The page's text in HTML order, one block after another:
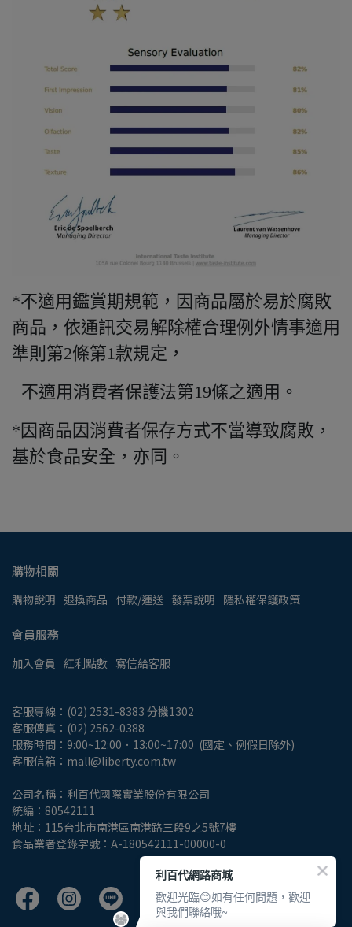
*不適用鑑賞期規範，因商品屬於易於腐敗
商品，依通訊交易解除權合理例外情事適用
準則第2條第1款規定，
不適用消費者保護法第19條之適用。
*因商品因消費者保存方式不當導致腐敗，
基於食品安全，亦同。
購物相關
購物說明 退換商品 付款/運送 發票說明 隱私權保護政策
會員服務
加入會員 紅利點數 寫信給客服
客服專線：(02) 2531-8383 分機1302
客服傳真：(02) 2562-0388
服務時間：9:00~12:00．13:00~17:00  (國定、例假日除外)
客服信箱：mall@liberty.com.tw
公司名稱：利百代國際實業股份有限公司
統編：80542111
地址：115台北市南港區南港路三段9之5號7樓
食品業者登錄字號：A-180542111-00000-0
利百代網路商城
歡迎光臨😊如有任何問題，歡迎
與我們聯絡哦~